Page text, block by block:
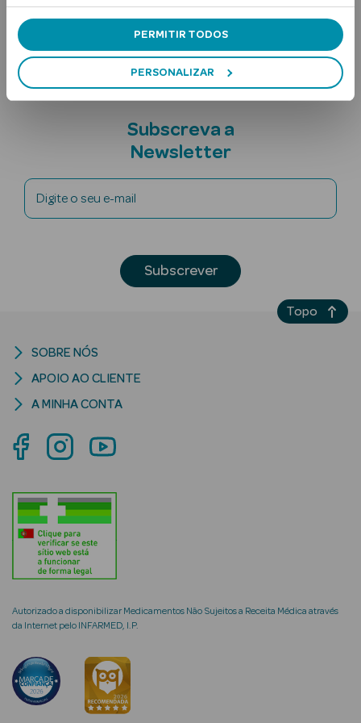
PERMITIR TODOS
PERSONALIZAR
Corpo
Rosto e
Ver Tudo
Cosmética
Rosto
Hidratantes
Séruns Faciais
Creme de Olhos
Anti-
envelhecimento
Nota adicional
Subscreva a
Newsletter
Digite o seu e-mail
Subscrever
Autorizado a disponibilizar Medicamentos Não Sujeitos a Receita Médica através
da Internet pelo INFARMED, I.P.
SOBRE NÓS
APOIO AO CLIENTE
A MINHA CONTA
Topo